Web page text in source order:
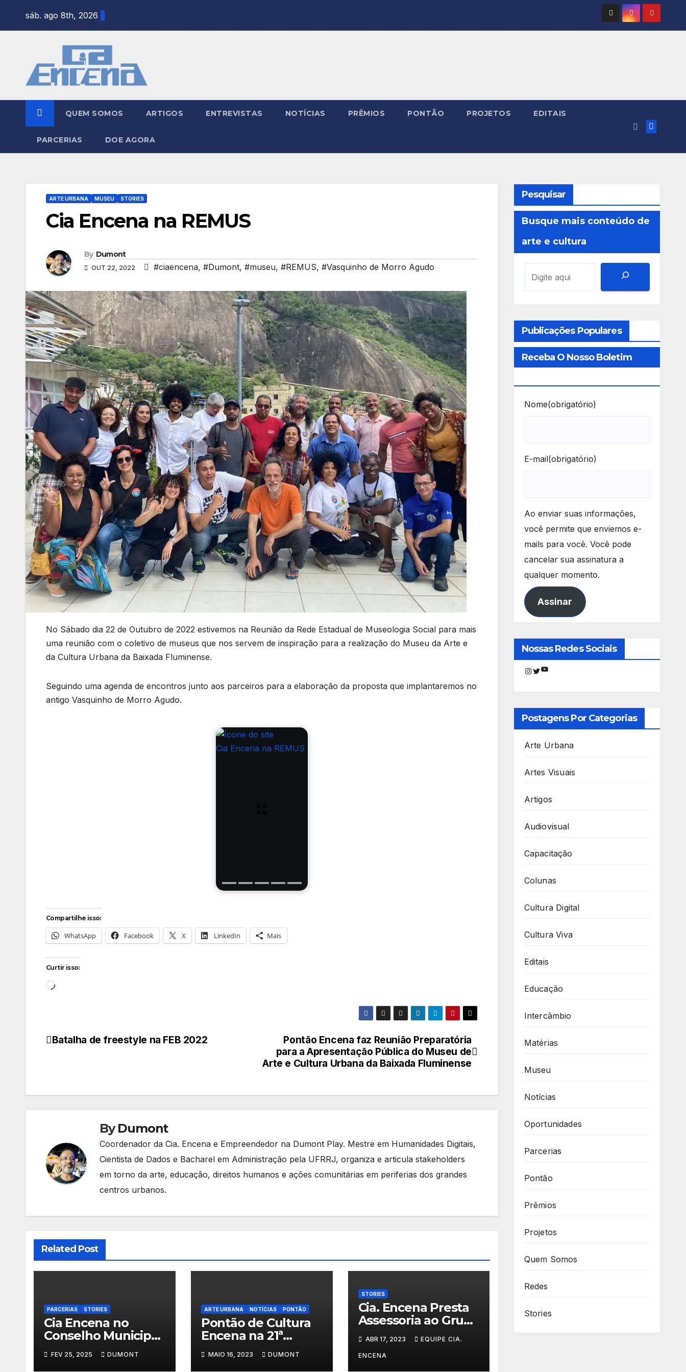
sáb. ago 8th, 2026
QUEM SOMOS ARTIGOS ENTREVISTAS NOTÍCIAS PRÊMIOS PONTÃO PROJETOS EDITAIS
PARCERIAS DOE AGORA
ARTE URBANA MUSEU STORIES
Cia Encena na REMUS
By Dumont
OUT 22, 2022 #ciaencena, #Dumont, #museu, #REMUS, #Vasquinho de Morro Agudo
No Sábado dia 22 de Outubro de 2022 estivemos na Reunião da Rede Estadual de Museologia Social para mais
uma reunião com o coletivo de museus que nos servem de inspiração para a realização do Museu da Arte e
da Cultura Urbana da Baixada Fluminense.
Seguindo uma agenda de encontros junto aos parceiros para a elaboração da proposta que implantaremos no
antigo Vasquinho de Morro Agudo.
Cia Encena na REMUS
Compartilhe isso:
WhatsApp Facebook X LinkedIn Mais
Curtir isso:
Carregando...
Navegação
Pontão Encena faz Reunião Preparatória
para a Apresentação Pública do Museu de
Arte e Cultura Urbana da Baixada Fluminense
Batalha de freestyle na FEB 2022
ByDumont
Coordenador da Cia. Encena e Empreendedor na Dumont Play. Mestre em Humanidades Digitais,
Cientista de Dados e Bacharel em Administração pela UFRRJ, organiza e articula stakeholders
em torno da arte, educação, direitos humanos e ações comunitárias em periferias dos grandes
centros urbanos.
Related Post
PARCERIAS STORIES
Cia Encena no
Conselho Municipal
de Política Cultural
de Nova Iguaçu –
FEV 25, 2025 DUMONT
ARTE URBANA NOTÍCIAS PONTÃO
Pontão de Cultura
Encena na 21ª
Semana Nacional
de Museus em Nova
MAIO 16, 2023 DUMONT
STORIES
Cia. Encena Presta
Assessoria ao Grupo
Cultural Capoeira
Raça Unida de Nova
Iguaçu
ABR 17, 2023 EQUIPE CIA.
ENCENA
Pesquisar
Busque mais conteúdo de
arte e cultura
Publicações Populares
Receba O Nosso Boletim
Nome(obrigatório)
E-mail(obrigatório)
Ao enviar suas informações,
você permite que enviemos e-
mails para você. Você pode
cancelar sua assinatura a
qualquer momento.
Assinar
Nossas Redes Sociais
Instagram
Twitter
Youtube
Postagens Por Categorias
Arte Urbana
Artes Visuais
Artigos
Audiovisual
Capacitação
Colunas
Cultura Digital
Cultura Viva
Editais
Educação
Intercâmbio
Matérias
Museu
Notícias
Oportunidades
Parcerias
Pontão
Prêmios
Projetos
Quem Somos
Redes
Stories